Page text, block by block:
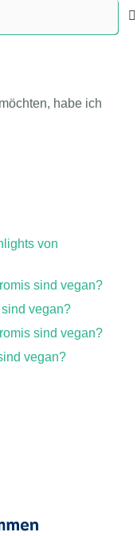
habe ich
von
sind vegan?
vegan?
sind vegan?
vegan?